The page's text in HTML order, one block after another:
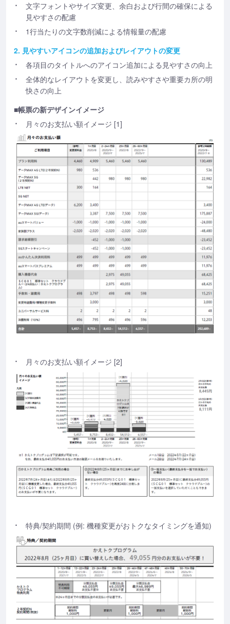
文字フォントやサイズ変更、余白および行間の確保による
見やすさの配慮
1行当たりの文字数削減による情報量の配慮
2. 見やすいアイコンの追加およびレイアウトの変更
各項目のタイトルへのアイコン追加による見やすさの向上
全体的なレイアウトを変更し、読みやすさや重要カ所の明
快さの向上
■帳票の新デザインイメージ
月々のお支払い額イメージ [1]
月々のお支払い額イメージ [2]
特典/契約期間 (例: 機種変更がおトクなタイミングを通知)